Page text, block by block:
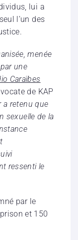
lui a
l’un des
menée
une
Caraïbes
de KAP
a retenu que
sexuelle de la
ressenti le
par le
et 150